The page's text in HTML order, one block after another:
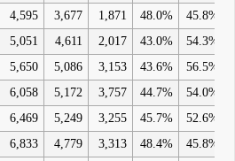
4,595 3,677 1,871 48.0% 45.8%
5,051 4,611 2,017 43.0% 54.3%
5,650 5,086 3,153 43.6% 56.5%
6,058 5,172 3,757 44.7% 54.0%
6,469 5,249 3,255 45.7% 52.6%
6,833 4,779 3,313 48.4% 45.8%